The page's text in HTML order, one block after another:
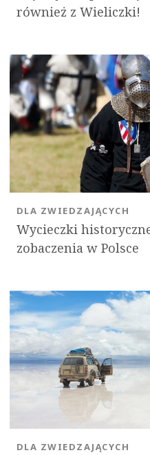
również z Wieliczki!
Wycieczki
zobaczenia w Polsce
DLA ZWIEDZAJĄCYCH
DLA ZWIEDZAJĄCYCH